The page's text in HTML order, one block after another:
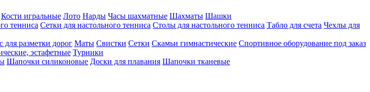
Кости игральные Лото Нарды Часы шахматные Шахматы Шашки
тенниса Сетки для настольного тенниса Столы для настольного тенниса Табло для счета Чехлы для
для разметки дорог Маты Свистки Сетки Скамьи гимнастические Спортивное оборудование под заказ
эстафетные Турники
Шапочки силиконовые Доски для плавания Шапочки тканевые